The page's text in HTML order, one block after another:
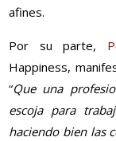
afines.
Por su parte,
Happiness,
“Que una
escoja para
haciendo bien las